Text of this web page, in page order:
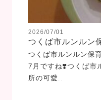
2026/07/01
つくば市ルンルン
つくば市ルンルン保
7月ですね❣️つくば市
所の可愛..